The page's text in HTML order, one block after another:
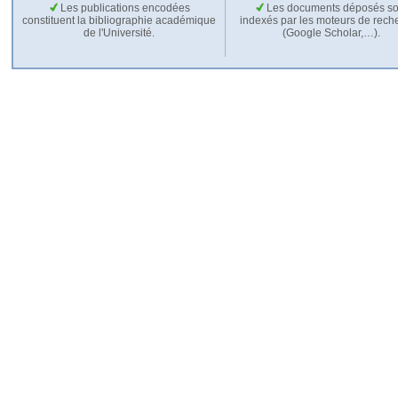
Les publications encodées
constituent la bibliographie académique
de l'Université.
Les documents déposés
indexés par les moteurs de
(Google Scholar,…).